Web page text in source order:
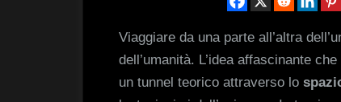
Viaggiare da una parte all’altra
dell’umanità. L’idea affascinante
un tunnel teorico attraverso lo